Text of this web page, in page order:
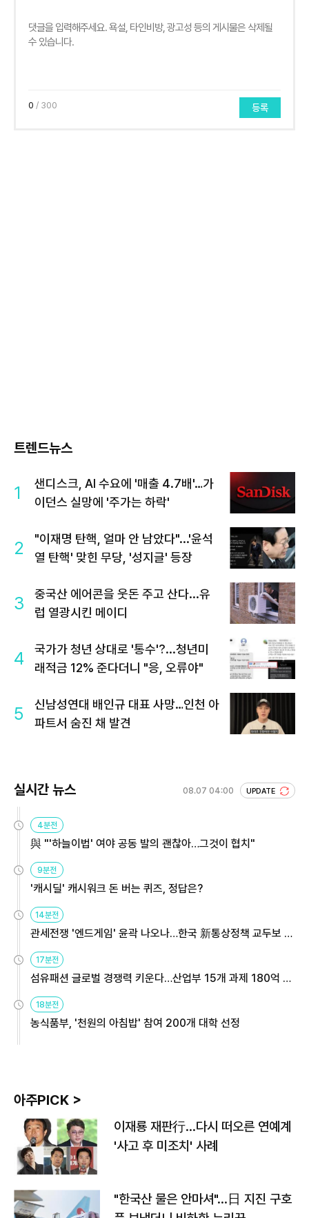
0 / 300 등록
트렌드뉴스
1
샌디스크, AI 수요에 '매출 4.7배'…가
이던스 실망에 '주가는 하락'
2
"이재명 탄핵, 얼마 안 남았다"...'윤석
열 탄핵' 맞힌 무당, '성지글' 등장
3
중국산 에어콘을 웃돈 주고 산다...유
럽 열광시킨 메이디
4
국가가 청년 상대로 '통수'?...청년미
래적금 12% 준다더니 "응, 오류야"
5
신남성연대 배인규 대표 사망…인천 아
파트서 숨진 채 발견
실시간 뉴스 08.07 04:00 UPDATE
4분전
與 "'하늘이법' 여야 공동 발의 괜찮아…그것이 협치"
9분전
'캐시딜' 캐시워크 돈 버는 퀴즈, 정답은?
14분전
관세전쟁 '엔드게임' 윤곽 나오나…한국 新통상정책 교두보 활
용해야
17분전
섬유패션 글로벌 경쟁력 키운다…산업부 15개 과제 180억 지
원
18분전
농식품부, '천원의 아침밥' 참여 200개 대학 선정
아주PICK >
이재룡 재판行…다시 떠오른 연예계
'사고 후 미조치' 사례
"한국산 물은 안마셔"…日 지진 구호